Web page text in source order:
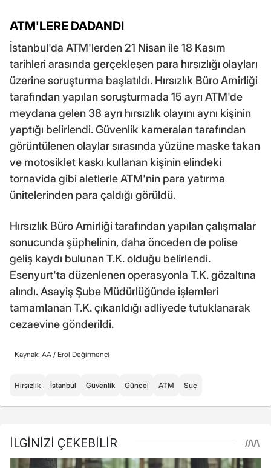
ATM'LERE DADANDI
İstanbul'da ATM'lerden 21 Nisan ile 18 Kasım
tarihleri arasında gerçekleşen para hırsızlığı olayları
üzerine soruşturma başlatıldı. Hırsızlık Büro Amirliği
tarafından yapılan soruşturmada 15 ayrı ATM'de
meydana gelen 38 ayrı hırsızlık olayını aynı kişinin
yaptığı belirlendi. Güvenlik kameraları tarafından
görüntülenen olaylar sırasında yüzüne maske takan
ve motosiklet kaskı kullanan kişinin elindeki
tornavida gibi aletlerle ATM'nin para yatırma
ünitelerinden para çaldığı görüldü.
Hırsızlık Büro Amirliği tarafından yapılan çalışmalar
sonucunda şüphelinin, daha önceden de polise
geliş kaydı bulunan T.K. olduğu belirlendi.
Esenyurt'ta düzenlenen operasyonla T.K. gözaltına
alındı. Asayiş Şube Müdürlüğünde işlemleri
tamamlanan T.K. çıkarıldığı adliyede tutuklanarak
cezaevine gönderildi.
Kaynak: AA / Erol Değirmenci
Hırsızlık İstanbul Güvenlik Güncel ATM Suç